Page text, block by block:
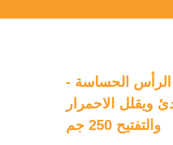
الحساسة -
ويقلل الاحمرار
والتفتيح 250 جم